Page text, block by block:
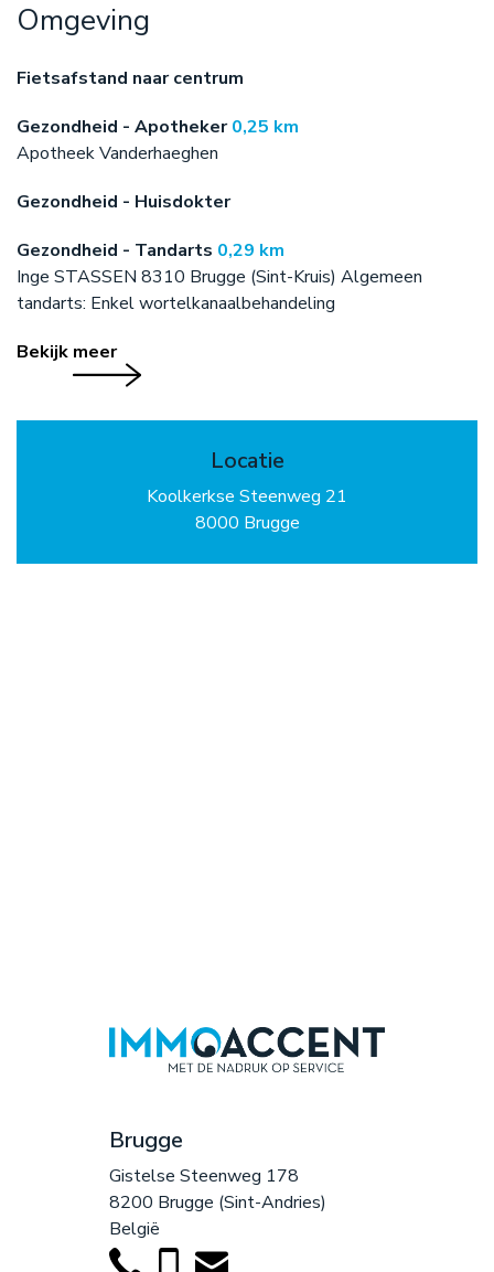
Omgeving
Fietsafstand naar centrum
Gezondheid - Apotheker0,25 km
Apotheek Vanderhaeghen
Gezondheid - Huisdokter
Gezondheid - Tandarts 0,29 km
Inge STASSEN 8310 Brugge (Sint-Kruis) Algemeen
tandarts: Enkel wortelkanaalbehandeling
Bekijk meer
Locatie
Koolkerkse Steenweg 21
8000 Brugge
Brugge
Gistelse Steenweg 178
8200 Brugge (Sint-Andries)
België